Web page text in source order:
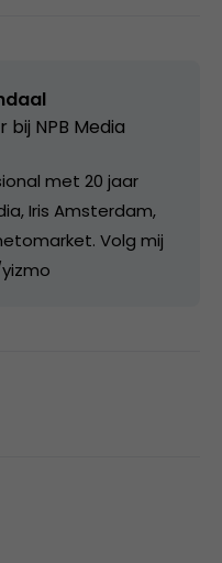
bij NPB Media
met 20 jaar
Iris Amsterdam,
Volg mij